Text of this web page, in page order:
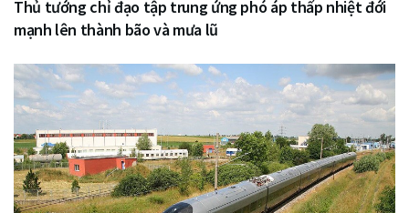
Thủ tướng chỉ đạo tập trung ứng phó áp thấp nhiệt đới
mạnh lên thành bão và mưa lũ